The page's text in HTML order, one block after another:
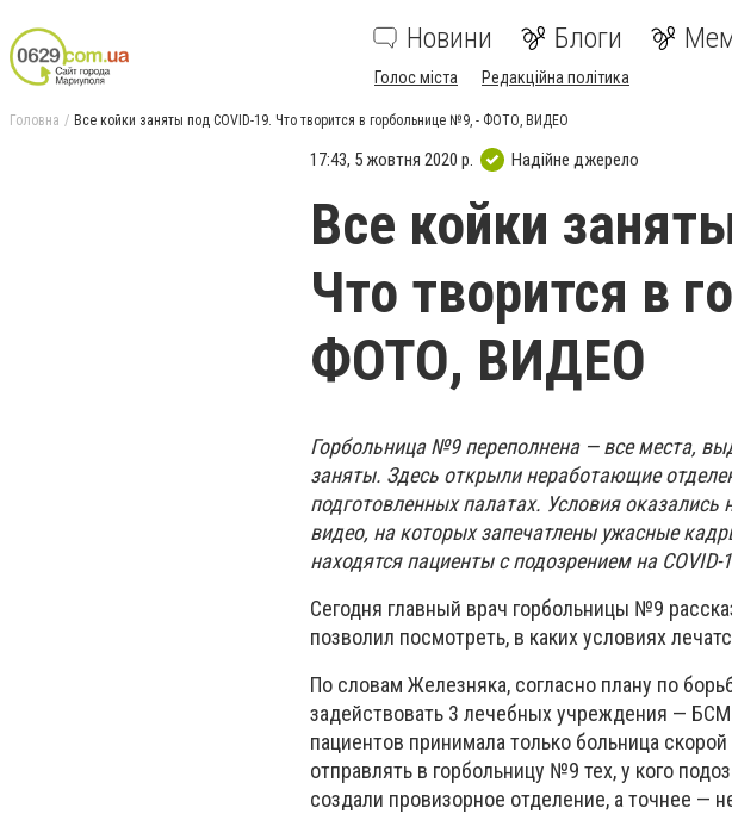
Новини Блоги
Голос міста Редакційна політика
Головна Все койки заняты под СOVID-19. Что творится в горбольнице №9, - ФОТО, ВИДЕО
17:43, 5 жовтня 2020 р. Надійне джерело
Все койки
Что творится в
ФОТО, ВИДЕО
Горбольница №9 переполнена — все места,
заняты. Здесь открыли неработающие
подготовленных палатах. Условия
видео, на которых запечатлены ужасные
находятся пациенты с подозрением на СOVID-
Сегодня главный врач горбольницы №9
позволил посмотреть, в каких условиях
По словам Железняка, согласно плану по
задействовать 3 лечебных учреждения —
пациентов принимала только больница
отправлять в горбольницу №9 тех, у кого
создали провизорное отделение, а точнее —